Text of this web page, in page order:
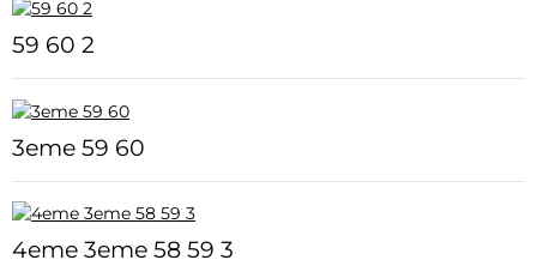
59 60 2
3eme 59 60
4eme 3eme 58 59 3